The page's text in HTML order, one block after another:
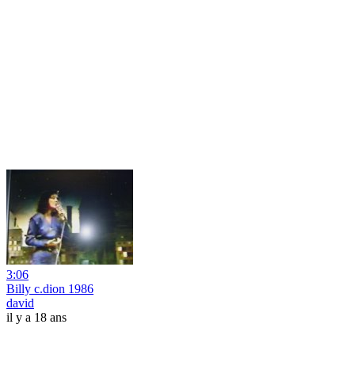
3:06
Billy c.dion 1986
david
il y a 18 ans